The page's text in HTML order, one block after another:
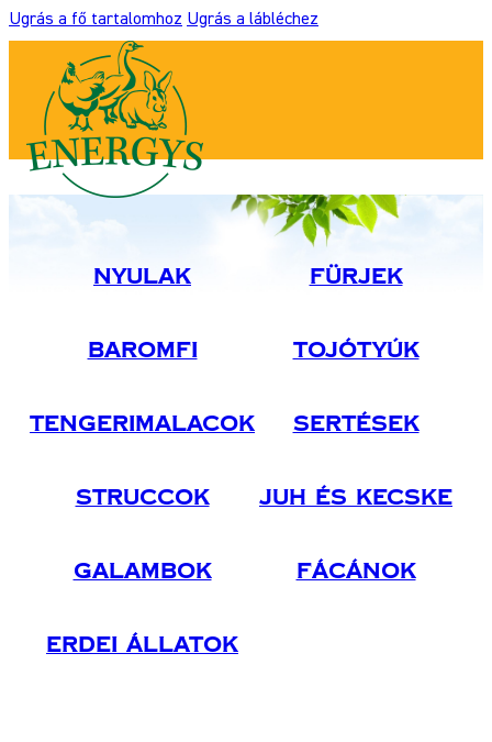
Ugrás a fő tartalomhoz Ugrás a lábléchez
Nyulak Fürjek
Baromfi Tojótyúk
Tengerimalacok Sertések
Struccok Juh És Kecske
Galambok Fácánok
Erdei Állatok